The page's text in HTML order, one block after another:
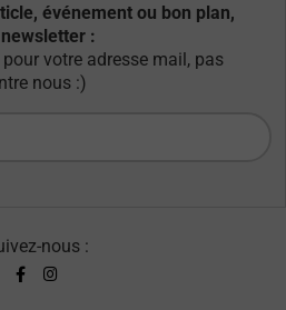
événement ou bon plan,
:
votre adresse mail, pas
nous :)
nous :